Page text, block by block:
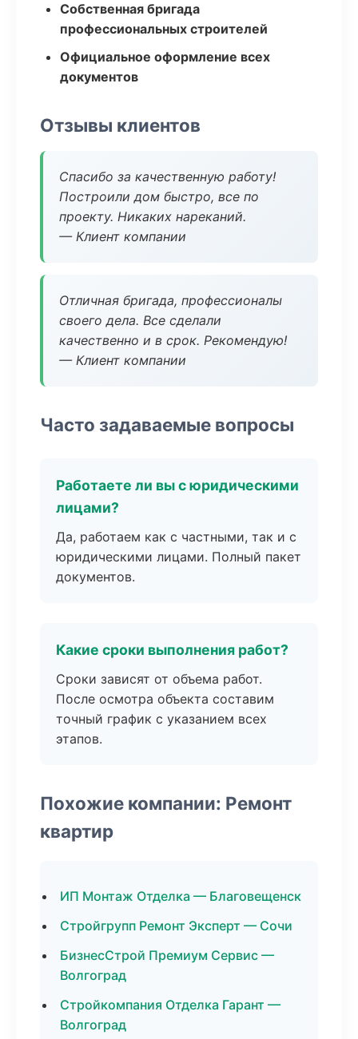
Собственная бригада
профессиональных строителей
Официальное оформление всех
документов
Отзывы клиентов
Спасибо за качественную работу!
Построили дом быстро, все по
проекту. Никаких нареканий.
— Клиент компании
Отличная бригада, профессионалы
своего дела. Все сделали
качественно и в срок. Рекомендую!
— Клиент компании
Часто задаваемые вопросы
Работаете ли вы с юридическими
лицами?
Да, работаем как с частными, так и с
юридическими лицами. Полный пакет
документов.
Какие сроки выполнения работ?
Сроки зависят от объема работ.
После осмотра объекта составим
точный график с указанием всех
этапов.
Похожие компании: Ремонт
квартир
ИП Монтаж Отделка — Благовещенск
Стройгрупп Ремонт Эксперт — Сочи
БизнесСтрой Премиум Сервис —
Волгоград
Стройкомпания Отделка Гарант —
Волгоград